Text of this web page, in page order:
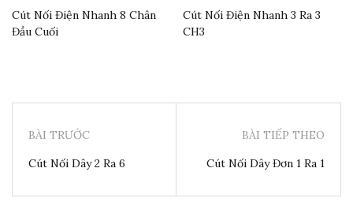
Cút Nối Điện Nhanh 8 Chân
Đầu Cuối
Cút Nối Điện Nhanh 3 Ra 3
CH3
BÀI TRƯỚC
Cút Nối Dây 2 Ra 6
BÀI TIẾP THEO
Cút Nối Dây Đơn 1 Ra 1